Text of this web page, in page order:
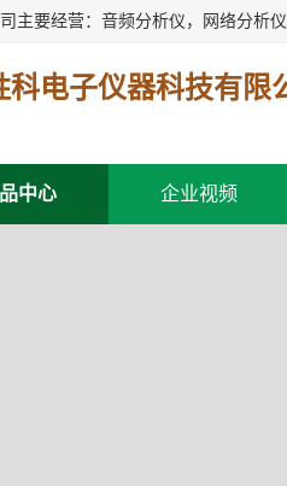
科电子仪器科技有限
中心 企业视频